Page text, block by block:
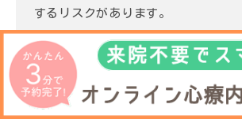
するリスクがあります。
転倒・骨折リスクの増加: ふらつき
作用により、転倒しやすくなり、大
の重篤な骨折につながるリスクが高
高齢者のADL（日常生活動作）や